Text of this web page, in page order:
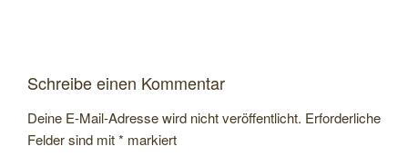
Schreibe einen Kommentar
Deine E-Mail-Adresse wird nicht veröffentlicht. Erforderliche
Felder sind mit* markiert